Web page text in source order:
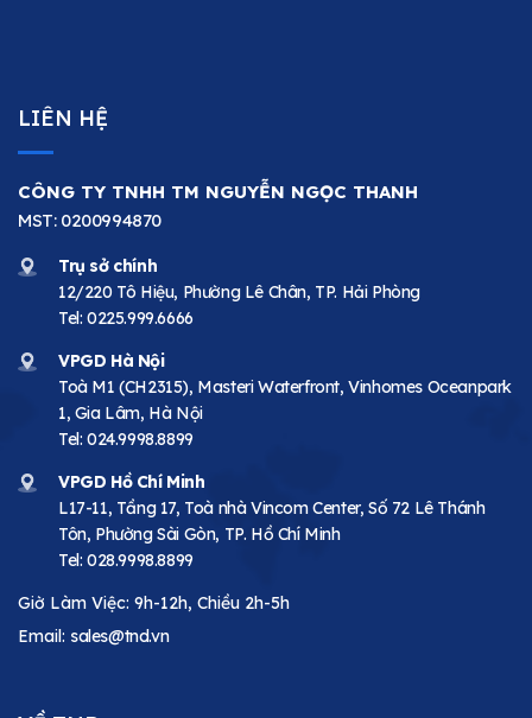
LIÊN HỆ
CÔNG TY TNHH TM NGUYỄN NGỌC THANH
MST: 0200994870
Trụ sở chính
12/220 Tô Hiệu, Phường Lê Chân, TP. Hải Phòng
Tel: 0225.999.6666
VPGD Hà Nội
Toà M1 (CH2315), Masteri Waterfront, Vinhomes Oceanpark
1, Gia Lâm, Hà Nội
Tel: 024.9998.8899
VPGD Hồ Chí Minh
L17-11, Tầng 17, Toà nhà Vincom Center, Số 72 Lê Thánh
Tôn, Phường Sài Gòn, TP. Hồ Chí Minh
Tel: 028.9998.8899
Giờ Làm Việc: 9h-12h, Chiều 2h-5h
Email: sales@tnd.vn